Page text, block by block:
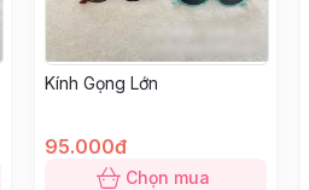
Kính Gọng Lớn
95.000đ
Chọn mua